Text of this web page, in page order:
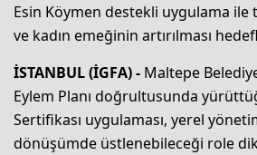
Esin Köymen destekli uygulama
ve kadın emeğinin artırılması
İSTANBUL (İGFA) - Maltepe
Eylem Planı doğrultusunda
Sertifikası uygulaması, yerel
dönüşümde üstlenebileceği role